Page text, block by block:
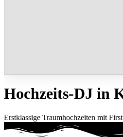
Hochzeits-DJ in
Erstklassige Traumhochzeiten mit